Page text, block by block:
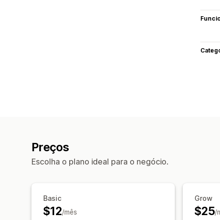
Preços
Escolha o plano ideal para o negócio.
Basic
$12/mês
Grow
$25/